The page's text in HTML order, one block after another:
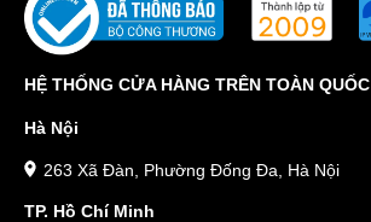
HỆ THỐNG CỬA HÀNG TRÊN TOÀN QUỐC
Hà Nội
263 Xã Đàn, Phường Đống Đa, Hà Nội
TP. Hồ Chí Minh